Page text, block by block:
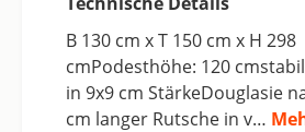
B 130 cm x T 150 cm x H 298
cmPodesthöhe: 120
in 9x9 cm StärkeDouglasie
cm langer Rutsche in v…